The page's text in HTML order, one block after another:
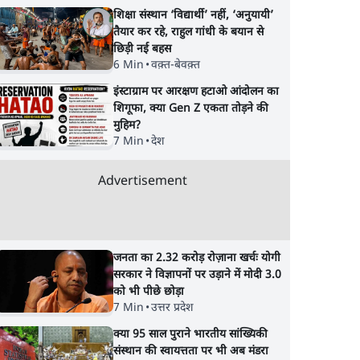
का
Assembly, चंदा चोरी पर
CM Yogi का गोलमोल
जवाब?
बढ़ता आक्रोश, Modi
सरकार के लिए खतरा?
शिक्षा संस्थान ‘विद्यार्थी’ नहीं, ‘अनुयायी’
तैयार कर रहे, राहुल गांधी के बयान से
छिड़ी नई बहस
6 Min •वक़्त-बेवक़्त
इंस्टाग्राम पर आरक्षण हटाओ आंदोलन का
शिगूफा, क्या Gen Z एकता तोड़ने की
मुहिम?
7 Min •देश
Advertisement
जनता का 2.32 करोड़ रोज़ाना खर्चः योगी
सरकार ने विज्ञापनों पर उड़ाने में मोदी 3.0
को भी पीछे छोड़ा
7 Min •उत्तर प्रदेश
क्या 95 साल पुराने भारतीय सांख्यिकी
संस्थान की स्वायत्तता पर भी अब मंडरा